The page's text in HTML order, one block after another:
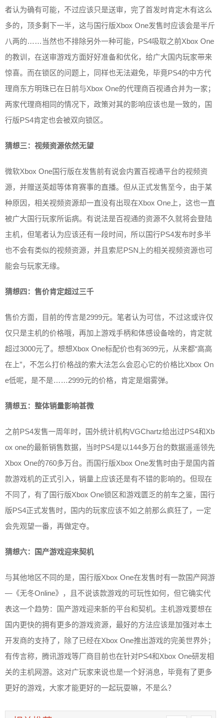
者认为确有可能，不过应该只是送审，完了首发时肯定木有这么
多的，顶多剩下一半，这与国行版Xbox One发售时应该会是半斤
八两的……当然也不排除另外一种可能，PS4吸取之前Xbox One
的教训，在送审游戏方面好好准备和优化，给广大国内玩家带来
惊喜。而在锁区的问题上，同样也无法避免，毕竟PS4的中方代
理商东方明珠已在日前与Xbox One的代理商百视通合并为一家；
两家代理商相同的情况下，政策对其的影响应该也是一致的，国
行版PS4肯定也会被双向锁区。
猜想三：视频资源依然无望
微软Xbox One国行版在发售前有说会内置百视通平台的视频资
源，并赠送英超等体育赛事的直播。但从正式发售至今，由于某
种原因，相关视频资源却一直没有出现在Xbox One上，这也一直
被广大国行玩家所诟病。有说法是百视通的资源不久就将会登陆
主机，但笔者认为应该还有一段时间，所以国行PS4发布时多半
也不会有类似的视频资源，并且索尼PSN上的相关视频资源也可
能会与玩家无缘。
猜想四：售价肯定超过三千
售价方面，目前的传言是2999元。笔者认为可信，不过这或许仅
仅只是主机的价格哦，再加上游戏手柄和体感设备啥的，肯定就
超过3000元了。想想Xbox One标配价也有3699元，从来都“高高
在上”，不怎么打价格战的索大法怎么会忍心它的价格比Xbox On
e低呢，是不是……2999元的价格，肯定是烟雾弹。
猜想五：整体销量影响甚微
之前PS4发售一周年时，国外统计机构VGChartz给出过PS4和Xb
ox one的最新销售数据，当时PS4是以144多万台的数据遥遥领先
Xbox One的760多万台。而国行版Xbox One发售时由于是国内首
款游戏机的正式引入，销量上应该还是有不错的影响的。但现在
不同了，有了国行版Xbox One锁区和游戏匮乏的前车之鉴，国行
版PS4正式发售时，国内的玩家应该不如之前那么疯狂了，一定
会先观望一番，再做定夺。
猜想六：国产游戏迎来契机
与其他地区不同的是，国行版Xbox One在发售时有一款国产网游
—《无冬Online》，且不说该款游戏的可玩性如何，但它确实代
表这一个趋势：国产游戏迎来新的平台和契机。主机游戏要想在
国内更快的拥有更多的游戏资源，最好的方法应该是加强对本土
开发商的支持了，除了已经在Xbox One推出游戏的完美世界外；
有传言称，腾讯游戏等厂商目前也在针对PS4和Xbox One研发相
关的主机网游。这对广玩家来说也是一个好消息，毕竟有了更多
更好的游戏，大家才能更好的一起玩耍嘛，不是么？